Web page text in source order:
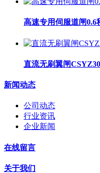
高速专用伺服道闸0.6
直流无刷翼闸
新闻动态
公司动态
行业资讯
企业新闻
在线留言
关于我们